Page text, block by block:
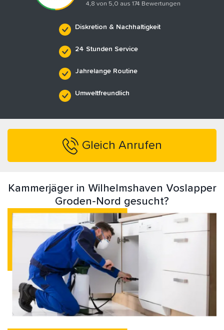
4,8 von 5,0 aus 174 Bewertungen
Diskretion & Nachhaltigkeit
24 Stunden Service
Jahrelange Routine
Umweltfreundlich
Gleich Anrufen
Kammerjäger in Wilhelmshaven Voslapper
Groden-Nord gesucht?